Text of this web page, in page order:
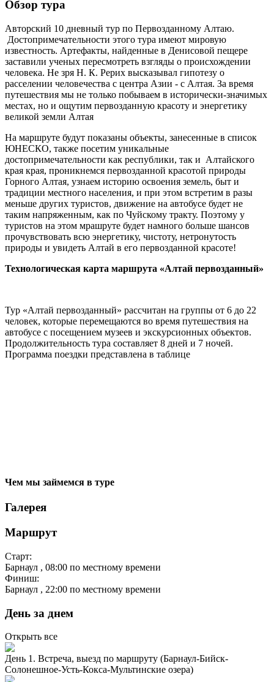
Обзор тура
Авторский 10 дневный тур по Первозданному Алтаю.
Достопримечательности этого тура имеют мировую
известность. Артефакты, найденные в Денисовой пещере
заставили ученых пересмотреть взгляды о происхождении
человека. Не зря Н. К. Рерих высказывал гипотезу о
расселении человечества с центра Азии - с Алтая. За время
путешествия мы не только побываем в исторически-значимых
местах, но и ощутим первозданную красоту и энергетику
великой земли Алтая
На маршруте будут показаны объекты, занесенные в список
ЮНЕСКО, также посетим уникальные
достопримечательности как республики, так и Алтайского
края края, проникнемся первозданной красотой природы
Горного Алтая, узнаем историю освоения земель, быт и
традиции местного населения, и при этом встретим в разы
меньше других туристов, движение на автобусе будет не
таким напряженным, как по Чуйскому тракту. Поэтому у
туристов на этом мрашруте будет намного больше шансов
прочувствовать всю энергетику, чистоту, нетронутость
природы и увидеть Алтай в его первозданной красоте!
Технологическая карта маршрута «Алтай первозданный»
Тур «Алтай первозданный» рассчитан на группы от 6 до 22
человек, которые перемещаются во время путешествия на
автобусе с посещением музеев и экскурсионных объектов.
Продолжительность тура составляет 8 дней и 7 ночей.
Программа поездки представлена в таблице
Чем мы займемся в туре
Галерея
Маршрут
Старт:
Барнаул , 08:00 по местному времени
Финиш:
Барнаул , 22:00 по местному времени
День за днем
Открыть все
День 1. Встреча, выезд по маршруту (Барнаул-Бийск-
Солонешное-Усть-Кокса-Мультинские озера)